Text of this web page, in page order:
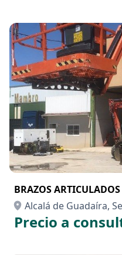
BRAZOS ARTICULADOS
Alcalá de Guadaíra,
Precio a